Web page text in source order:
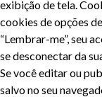
exibição de tela.
cookies de opções
“Lembrar-me”, seu
se desconectar da
Se você editar ou
salvo no seu